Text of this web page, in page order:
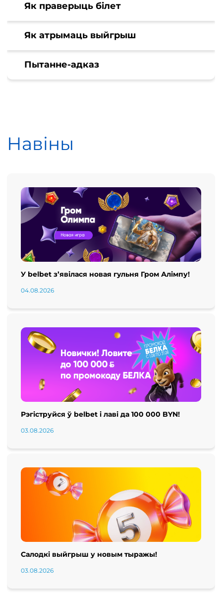
Як праверыць білет
Як атрымаць выйгрыш
Пытанне-адказ
Навіны
У belbet з’явілася новая гульня Гром Алімпу!
04.08.2026
Рэгіструйся ў belbet і лаві да 100 000 BYN!
03.08.2026
Салодкі выйгрыш у новым тыражы!
03.08.2026